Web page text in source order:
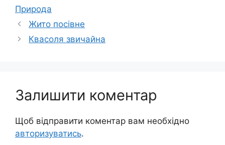
Природа
Жито посівне
Квасоля звичайна
Залишити коментар
Щоб відправити коментар вам необхідно
авторизуватись.